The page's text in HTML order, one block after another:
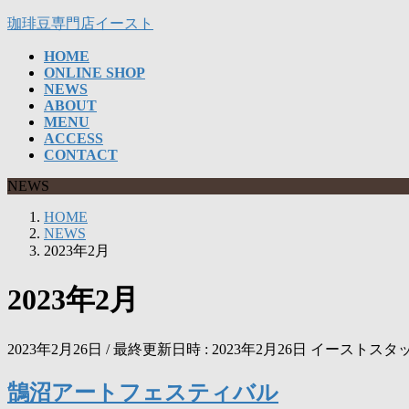
コ
ッ
プ
ナ
移
動
珈琲豆専門店イースト
HOME
ONLINE SHOP
NEWS
ABOUT
MENU
ACCESS
CONTACT
NEWS
HOME
NEWS
2023年2月
2023年2月
2023年2月26日 / 最終更新日時 : 2023年2月26日 イーストスタ
鵠沼アートフェスティバル